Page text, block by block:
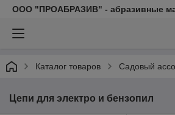
ООО "ПРОАБРАЗИВ" - абразивные
Каталог товаров Садовый
Цепи для электро и бензопил